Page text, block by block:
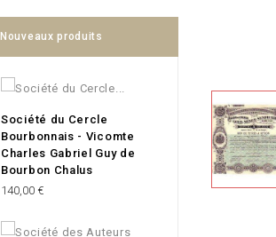
Nouveaux produits
Société du Cercle
Bourbonnais - Vicomte
Charles Gabriel Guy de
Bourbon Chalus
Prix
140,00 €